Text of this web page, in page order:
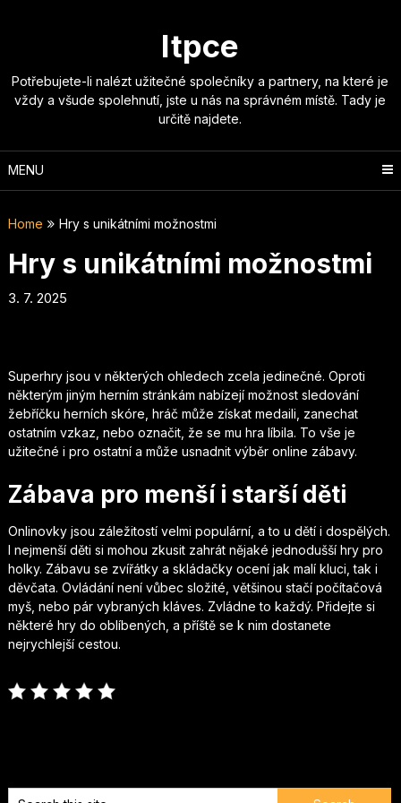
Itpce
Potřebujete-li nalézt užitečné společníky a partnery, na které je
vždy a všude spolehnutí, jste u nás na správném místě. Tady je
určitě najdete.
MENU
Home Hry s unikátními možnostmi
Hry s unikátními možnostmi
3. 7. 2025
Superhry jsou v některých ohledech zcela jedinečné. Oproti
některým jiným herním stránkám nabízejí možnost sledování
žebříčku herních skóre, hráč může získat medaili, zanechat
ostatním vzkaz, nebo označit, že se mu hra líbila. To vše je
užitečné i pro ostatní a může usnadnit výběr online zábavy.
Zábava pro menší i starší děti
Onlinovky jsou záležitostí velmi populární, a to u dětí i dospělých.
I nejmenší děti si mohou zkusit zahrát nějaké jednodušší hry pro
holky. Zábavu se zvířátky a skládačky ocení jak malí kluci, tak i
děvčata. Ovládání není vůbec složité, většinou stačí počítačová
myš, nebo pár vybraných kláves. Zvládne to každý. Přidejte si
některé hry do oblíbených, a příště se k nim dostanete
nejrychlejší cestou.